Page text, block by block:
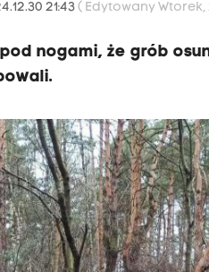
21:43( Edytowany Wtorek,
nogami, że grób